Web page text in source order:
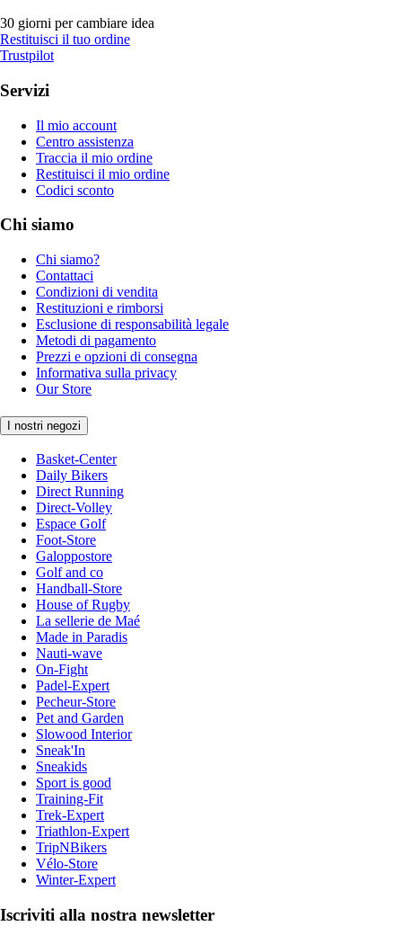
30 giorni per cambiare idea
Restituisci il tuo ordine
Trustpilot
Servizi
Il mio account
Centro assistenza
Traccia il mio ordine
Restituisci il mio ordine
Codici sconto
Chi siamo
Chi siamo?
Contattaci
Condizioni di vendita
Restituzioni e rimborsi
Esclusione di responsabilità legale
Metodi di pagamento
Prezzi e opzioni di consegna
Informativa sulla privacy
Our Store
I nostri negozi
Basket-Center
Daily Bikers
Direct Running
Direct-Volley
Espace Golf
Foot-Store
Galoppostore
Golf and co
Handball-Store
House of Rugby
La sellerie de Maé
Made in Paradis
Nauti-wave
On-Fight
Padel-Expert
Pecheur-Store
Pet and Garden
Slowood Interior
Sneak'In
Sneakids
Sport is good
Training-Fit
Trek-Expert
Triathlon-Expert
TripNBikers
Vélo-Store
Winter-Expert
Iscriviti alla nostra newsletter